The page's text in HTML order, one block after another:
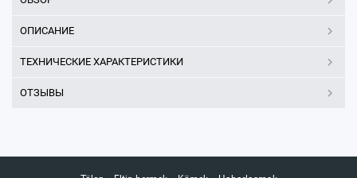
ОПИСАНИЕ
ТЕХНИЧЕСКИЕ ХАРАКТЕРИСТИКИ
ОТЗЫВЫ